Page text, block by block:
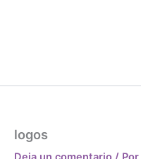
logos